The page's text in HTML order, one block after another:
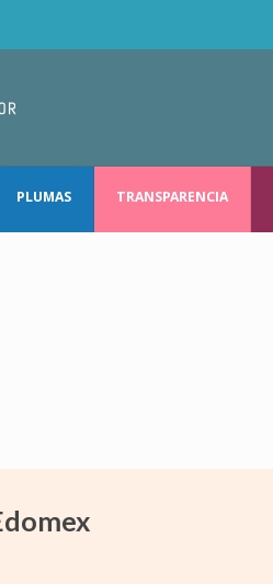
PLUMAS TRANSPARENCIA